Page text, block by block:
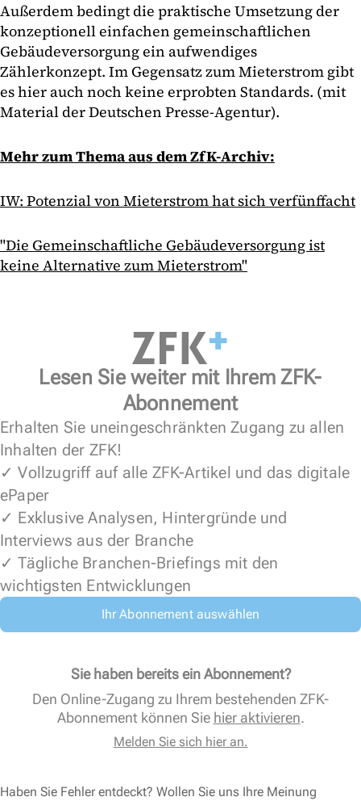
Außerdem bedingt die praktische Umsetzung der
konzeptionell einfachen gemeinschaftlichen
Gebäudeversorgung ein aufwendiges
Zählerkonzept. Im Gegensatz zum Mieterstrom gibt
es hier auch noch keine erprobten Standards. (mit
Material der Deutschen Presse-Agentur).
Mehr zum Thema aus dem ZfK-Archiv:
IW: Potenzial von Mieterstrom hat sich verfünffacht
"Die Gemeinschaftliche Gebäudeversorgung ist
keine Alternative zum Mieterstrom"
Lesen Sie weiter mit Ihrem ZFK-
Abonnement
Erhalten Sie uneingeschränkten Zugang zu allen
Inhalten der ZFK!
✓ Vollzugriff auf alle ZFK-Artikel und das digitale
ePaper
✓ Exklusive Analysen, Hintergründe und
Interviews aus der Branche
✓ Tägliche Branchen-Briefings mit den
wichtigsten Entwicklungen
Ihr Abonnement auswählen
Sie haben bereits ein Abonnement?
Den Online-Zugang zu Ihrem bestehenden ZFK-
Abonnement können Sie hier aktivieren.
Melden Sie sich hier an.
Haben Sie Fehler entdeckt? Wollen Sie uns Ihre Meinung